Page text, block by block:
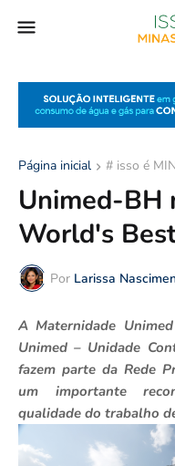
Página inicial # isso é
Unimed-BH
World's
Por Larissa
A Maternidade
Unimed – Unidade
fazem parte da Rede
um importante
qualidade do trabalho